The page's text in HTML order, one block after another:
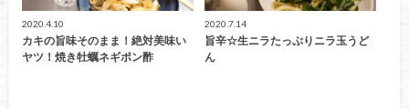
2020.4.10
カキの旨味そのまま！絶対美味い
ヤツ！焼き牡蠣ネギポン酢
2020.7.14
旨辛☆生ニラたっぷりニラ玉うど
ん